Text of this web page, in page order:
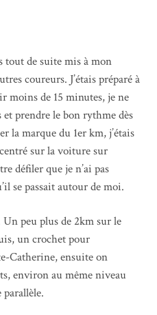
tout de suite mis à mon
coureurs. J’étais préparé à
moins de 15 minutes, je ne
et prendre le bon rythme dès
la marque du 1er km, j’étais
sur la voiture sur
défiler que je n’ai pas
se passait autour de moi.
Un peu plus de 2km sur le
un crochet pour
Catherine, ensuite on
environ au même niveau